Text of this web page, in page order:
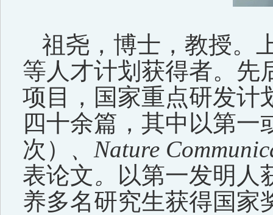
祖尧 ， 博士 ， 教授。
等人才计划 获得者。先
项目
，国家重点研发
四十余篇，其中以第一
次 ） 、 Nature
表论文。 以第一发明人
养多名研究生获得国家